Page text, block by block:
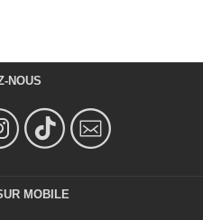
NOUS
MOBILE